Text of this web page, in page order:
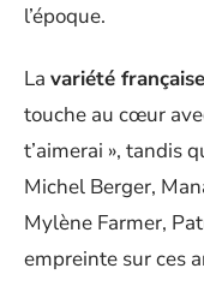
l’époque.
La variété française
touche au cœur
t’aimerai », tandis
Michel Berger,
Mylène Farmer,
empreinte sur ces